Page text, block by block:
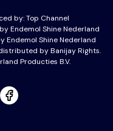
by:Top Channel
Endemol Shine Nederland
Endemol Shine Nederland
by Banijay Rights.
Producties B.V.